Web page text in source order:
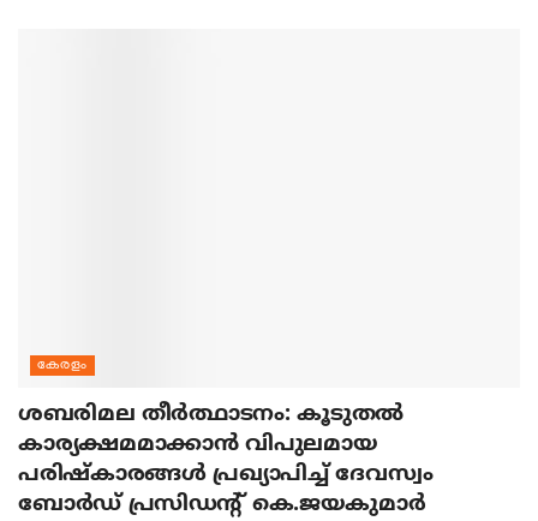
കേരളം
ശബരിമല തീര്‍ത്ഥാടനം: കൂടുതല്‍
കാര്യക്ഷമമാക്കാന്‍ വിപുലമായ
പരിഷ്‌കാരങ്ങള്‍ പ്രഖ്യാപിച്ച് ദേവസ്വം
ബോര്‍ഡ് പ്രസിഡന്റ് കെ.ജയകുമാര്‍